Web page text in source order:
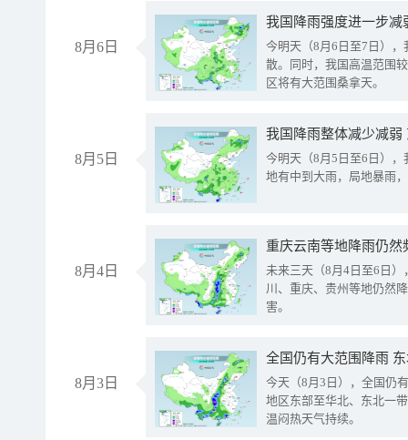
8月6日
今明天（8月6日至7日）
散。同时，我国高温范围
区将有大范围桑拿天。
8月5日
我国降雨整体减少减弱
今明天（8月5日至6日）
地有中到大雨，局地暴雨
8月4日
重庆云南等地降雨仍然
未来三天（8月4日至6日
川、重庆、贵州等地仍然
害。
8月3日
全国仍有大范围降雨
今天（8月3日），全国仍
地区东部至华北、东北一
温闷热天气持续。